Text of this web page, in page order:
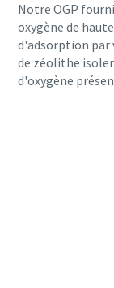
Tout ce que
processus
Découvrez
pneumatique
Notre OGP
oxygène de
d'adsorption par
de zéolithe
d'oxygène